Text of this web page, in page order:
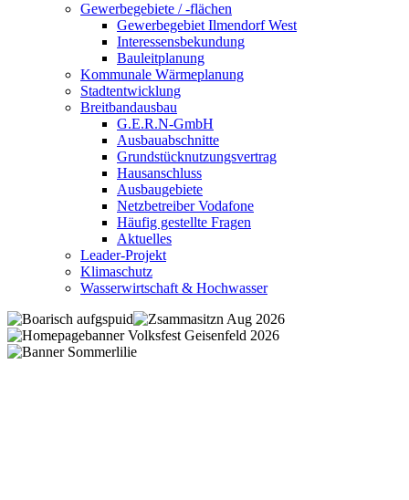
Gewerbegebiete / -flächen
Gewerbegebiet Ilmendorf West
Interessensbekundung
Bauleitplanung
Kommunale Wärmeplanung
Stadtentwicklung
Breitbandausbau
G.E.R.N-GmbH
Ausbauabschnitte
Grundstücknutzungsvertrag
Hausanschluss
Ausbaugebiete
Netzbetreiber Vodafone
Häufig gestellte Fragen
Aktuelles
Leader-Projekt
Klimaschutz
Wasserwirtschaft & Hochwasser